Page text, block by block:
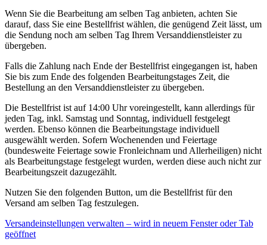
Wenn Sie die Bearbeitung am selben Tag anbieten, achten Sie
darauf, dass Sie eine Bestellfrist wählen, die genügend Zeit lässt, um
die Sendung noch am selben Tag Ihrem Versanddienstleister zu
übergeben.
Falls die Zahlung nach Ende der Bestellfrist eingegangen ist, haben
Sie bis zum Ende des folgenden Bearbeitungstages Zeit, die
Bestellung an den Versanddienstleister zu übergeben.
Die Bestellfrist ist auf 14:00 Uhr voreingestellt, kann allerdings für
jeden Tag, inkl. Samstag und Sonntag, individuell festgelegt
werden. Ebenso können die Bearbeitungstage individuell
ausgewählt werden. Sofern Wochenenden und Feiertage
(bundesweite Feiertage sowie Fronleichnam und Allerheiligen) nicht
als Bearbeitungstage festgelegt wurden, werden diese auch nicht zur
Bearbeitungszeit dazugezählt.
Nutzen Sie den folgenden Button, um die Bestellfrist für den
Versand am selben Tag festzulegen.
Versandeinstellungen verwalten – wird in neuem Fenster oder Tab
geöffnet